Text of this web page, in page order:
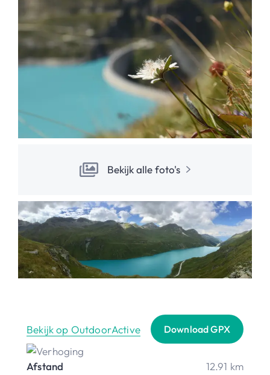
Bekijk alle foto's
Bekijk op OutdoorActive Download GPX
Afstand
12.91 km